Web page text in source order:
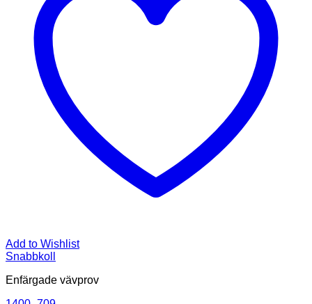
Add to Wishlist
Snabbkoll
Enfärgade vävprov